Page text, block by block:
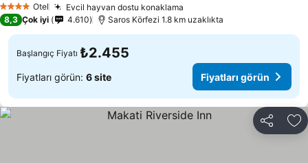
4 Yıldız Otel Evcil hayvan dostu konaklama
8,3 Çok iyi 4.610 Saros Körfezi 1.8 km uzaklıkta
Başlangıç Fiyatı ₺2.455
Fiyatları görün: 6 site Fiyatları görün
Paylaş